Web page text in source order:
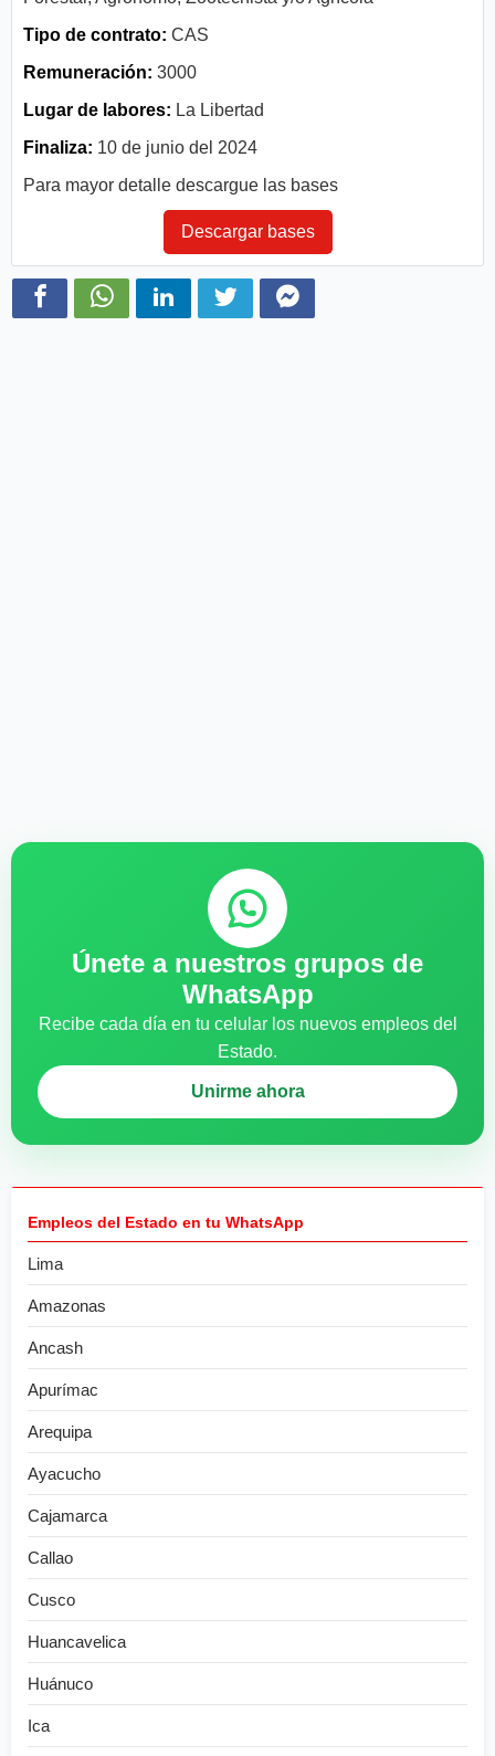
Tipo de contrato: CAS
Remuneración: 3000
Lugar de labores: La Libertad
Finaliza: 10 de junio del 2024
Para mayor detalle descargue las bases
Descargar bases
Únete a nuestros grupos de
WhatsApp
Recibe cada día en tu celular los nuevos empleos del
Estado.
Unirme ahora
Empleos del Estado en tu WhatsApp
Lima
Amazonas
Ancash
Apurímac
Arequipa
Ayacucho
Cajamarca
Callao
Cusco
Huancavelica
Huánuco
Ica